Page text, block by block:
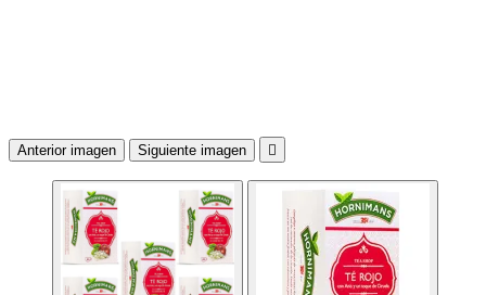
Anterior imagen Siguiente imagen 